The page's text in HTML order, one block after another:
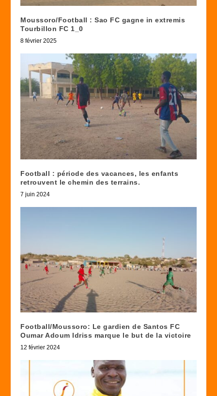
Moussoro/Football : Sao FC gagne in extremis
Tourbillon FC 1_0
8 février 2025
Football : période des vacances, les enfants
retrouvent le chemin des terrains.
7 juin 2024
Football/Moussoro: Le gardien de Santos FC
Oumar Adoum Idriss marque le but de la victoire
12 février 2024